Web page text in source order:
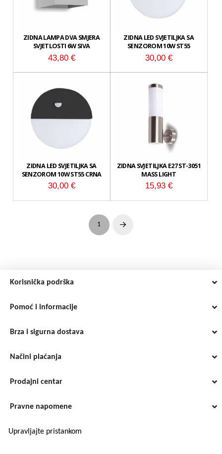
ZIDNA LAMPA DVA SMJERA
SVJETLOSTI 6W SIVA
43,80 €
ZIDNA LED SVJETILJKA SA
SENZOROM 10W ST55
30,00€
ZIDNA LED SVJETILJKA SA
SENZOROM 10W ST55 CRNA
30,00 €
ZIDNA SVJETILJKA E27 ST-3051
MASS LIGHT
15,93€
1 Next
Korisnička podrška
Pomoć i informacije
Brza i sigurna dostava
Načini plaćanja
Prodajni centar
Pravne napomene
Upravljajte pristankom